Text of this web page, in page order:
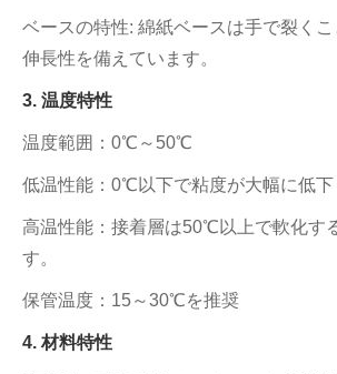
ベースの特性: 綿紙ベースは手で裂く
伸長性を備えています。
3. 温度特性
温度範囲：0℃～50℃
低温性能：0℃以下で粘度が大幅に低下
高温性能：接着層は50℃以上で軟化す
す。
保管温度：15～30℃を推奨
4. 材料特性